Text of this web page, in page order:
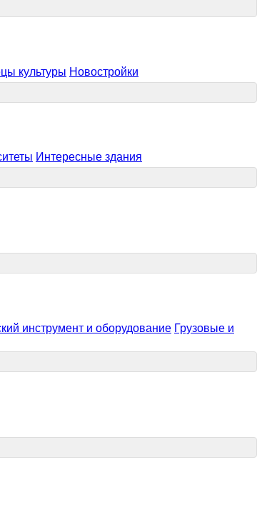
культуры Новостройки
Интересные здания
инструмент и оборудование Грузовые и